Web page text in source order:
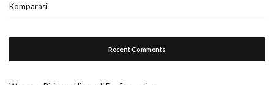
Komparasi
Recent Comments